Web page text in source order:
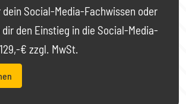
Social-Media-Fachwissen oder
den Einstieg in die Social-Media-
€ zzgl. MwSt.